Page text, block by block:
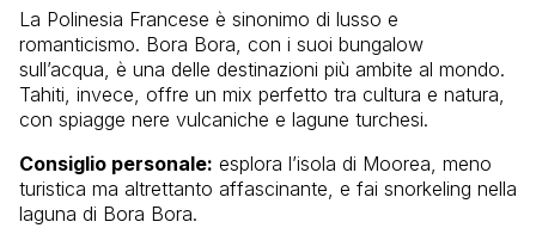
La Polinesia Francese è sinonimo di lusso e
romanticismo. Bora Bora, con i suoi bungalow
sull’acqua, è una delle destinazioni più ambite al mondo.
Tahiti, invece, offre un mix perfetto tra cultura e natura,
con spiagge nere vulcaniche e lagune turchesi.
Consiglio personale: esplora l’isola di Moorea, meno
turistica ma altrettanto affascinante, e fai snorkeling nella
laguna di Bora Bora.